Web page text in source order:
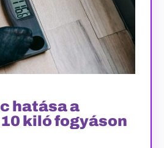
hatása a
kiló fogyáson